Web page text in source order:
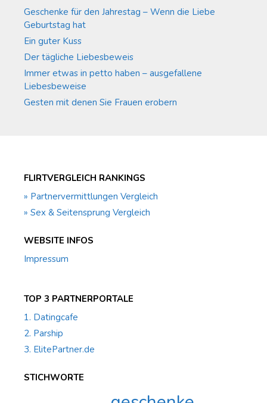
Geschenke für den Jahrestag – Wenn die Liebe
Geburtstag hat
Ein guter Kuss
Der tägliche Liebesbeweis
Immer etwas in petto haben – ausgefallene
Liebesbeweise
Gesten mit denen Sie Frauen erobern
FLIRTVERGLEICH RANKINGS
» Partnervermittlungen Vergleich
» Sex & Seitensprung Vergleich
WEBSITE INFOS
Impressum
TOP 3 PARTNERPORTALE
1. Datingcafe
2. Parship
3. ElitePartner.de
STICHWORTE